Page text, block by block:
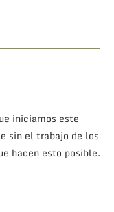
iniciamos este
sin el trabajo de los
hacen esto posible.